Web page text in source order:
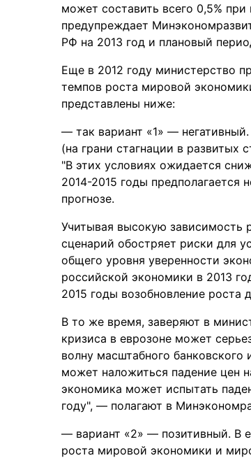
может составить всего 0,5%
предупреждает
РФ на 2013 год и плановый
Еще в 2012 году министерство
темпов роста мировой
представлены ниже:
— так вариант «1» —
(на грани стагнации в развитых
"В этих условиях ожидается
2014-2015 годы предполагается
прогнозе.
Учитывая высокую зависимость
сценарий обостряет риски для
общего уровня уверенности
российской экономики в 2013
2015 годы возобновление
В то же время, заверяют в
кризиса в еврозоне может
волну масштабного
может наложиться падение цен
экономика может испытать
году", — полагают в
— вариант «2» — позитивный. В
роста мировой экономики и